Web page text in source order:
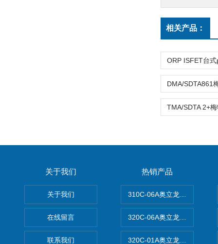
相关产品：
关于我们
关于我们
在线留言
联系我们
热销产品
310C-06A奥立龙实验室台式
320C-06A奥立龙实验室便携
320C-01A奥立龙实验室便携